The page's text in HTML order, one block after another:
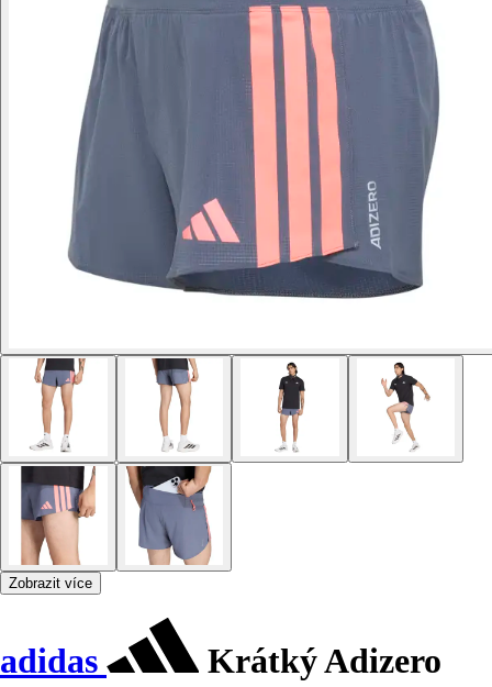
Zobrazit více
adidas Krátký Adizero